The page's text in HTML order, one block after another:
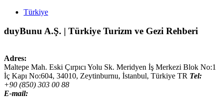
Türkiye
duyBunu A.Ş. | Türkiye Turizm ve Gezi Rehberi
Adres:
Maltepe Mah. Eski Çırpıcı Yolu Sk. Meridyen İş Merkezi Blok No:1
İç Kapı No:604, 34010, Zeytinburnu, İstanbul, Türkiye TR Tel:
+90 (850) 303 00 88
E-mail: